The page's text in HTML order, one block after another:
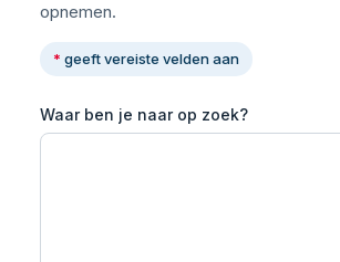
opnemen.
* geeft vereiste velden aan
Waar ben je naar op zoek?